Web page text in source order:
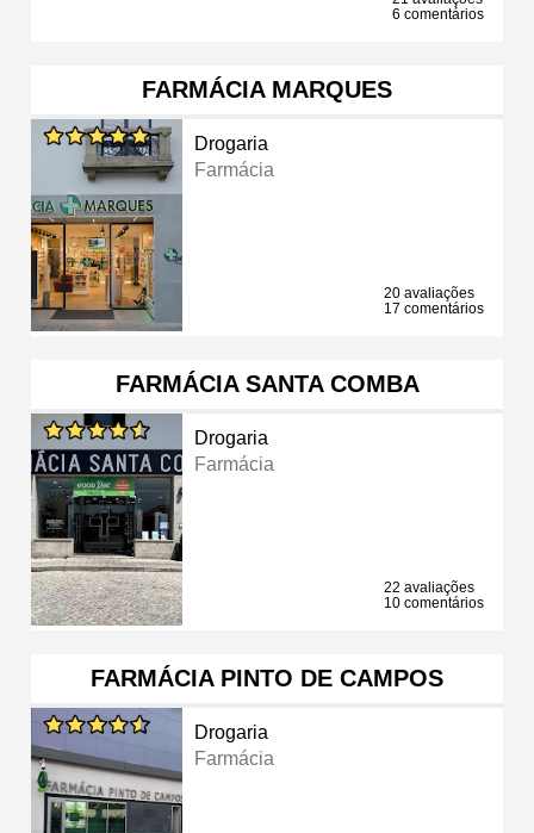
6 comentários
FARMÁCIA MARQUES
Drogaria
Farmácia
20 avaliações
17 comentários
FARMÁCIA SANTA COMBA
Drogaria
Farmácia
22 avaliações
10 comentários
FARMÁCIA PINTO DE CAMPOS
Drogaria
Farmácia